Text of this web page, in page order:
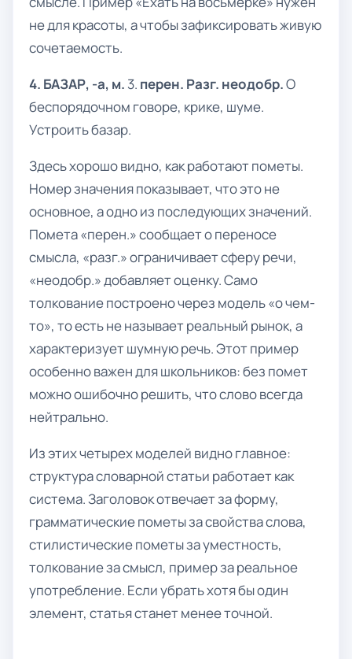
не для красоты, а чтобы зафиксировать живую
сочетаемость.
4. БАЗАР, -а, м. 3. перен. Разг. неодобр.О
беспорядочном говоре, крике, шуме.
Устроить базар.
Здесь хорошо видно, как работают пометы.
Номер значения показывает, что это не
основное, а одно из последующих значений.
Помета «перен.» сообщает о переносе
смысла, «разг.» ограничивает сферу речи,
«неодобр.» добавляет оценку. Само
толкование построено через модель «о чем-
то», то есть не называет реальный рынок, а
характеризует шумную речь. Этот пример
особенно важен для школьников: без помет
можно ошибочно решить, что слово всегда
нейтрально.
Из этих четырех моделей видно главное:
структура словарной статьи работает как
система. Заголовок отвечает за форму,
грамматические пометы за свойства слова,
стилистические пометы за уместность,
толкование за смысл, пример за реальное
употребление. Если убрать хотя бы один
элемент, статья станет менее точной.